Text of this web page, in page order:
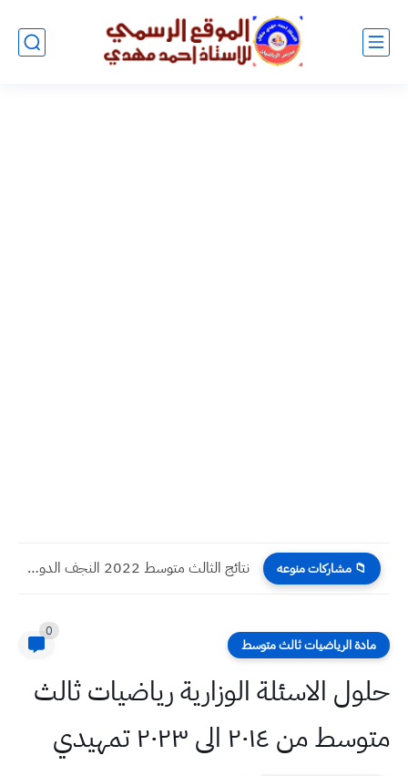
📁 مشاركات منوعه نتائج الثالث متوسط 2022 النجف الدور الاول
مادة الرياضيات ثالث متوسط
0
حلول الاسئلة الوزارية رياضيات ثالث
متوسط من ٢٠١٤ الى ٢٠٢٣ تمهيدي